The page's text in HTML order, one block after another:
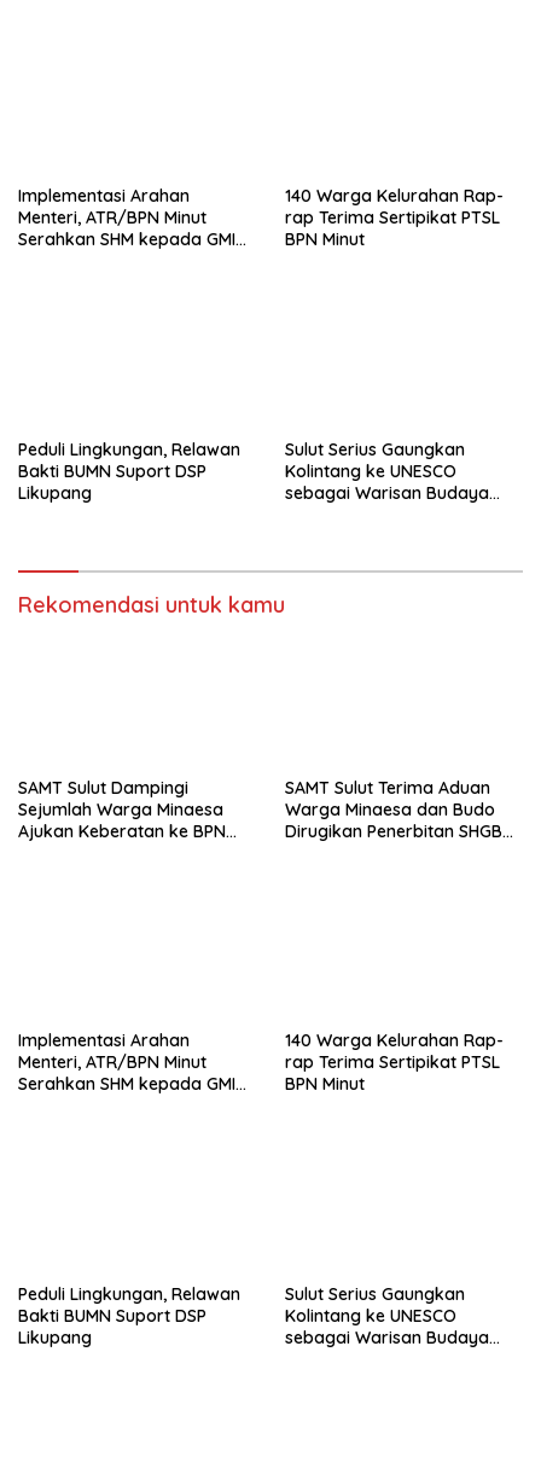
Implementasi Arahan
Menteri, ATR/BPN Minut
Serahkan SHM kepada GMIM
140 Warga Kelurahan Rap-
rap Terima Sertipikat PTSL
BPN Minut
Peduli Lingkungan, Relawan
Bakti BUMN Suport DSP
Sulut Serius Gaungkan
Kolintang ke UNESCO
sebagai Warisan Budaya
Rekomendasi untuk kamu
SAMT Sulut Dampingi
Sejumlah Warga Minaesa
Ajukan Keberatan ke BPN
SAMT Sulut Terima Aduan
Warga Minaesa dan Budo
Dirugikan Penerbitan SHGB
Implementasi Arahan
Menteri, ATR/BPN Minut
Serahkan SHM kepada GMIM
140 Warga Kelurahan Rap-
rap Terima Sertipikat PTSL
BPN Minut
Peduli Lingkungan, Relawan
Bakti BUMN Suport DSP
Sulut Serius Gaungkan
Kolintang ke UNESCO
sebagai Warisan Budaya